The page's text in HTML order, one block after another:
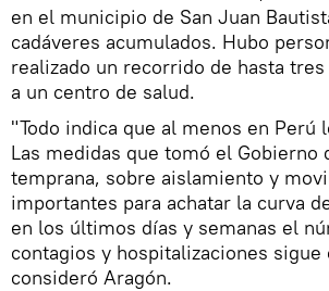
en el municipio de San Juan
cadáveres acumulados. Hubo
realizado un recorrido de hasta
a un centro de salud.
"Todo indica que al menos en Perú
Las medidas que tomó el Gobierno
temprana, sobre aislamiento y
importantes para achatar la curva
en los últimos días y semanas el
contagios y hospitalizaciones sigue
consideró Aragón.